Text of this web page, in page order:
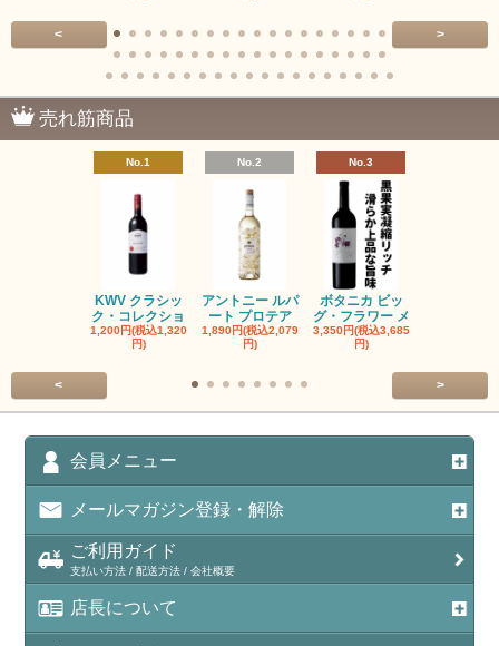
< >
売れ筋商品
No.1
KWV クラシッ
ク・コレクショ
1,200円(税込1,320
円)
No.2
アントニー ルパ
ート プロテア
1,890円(税込2,079
円)
No.3
ボタニカ ビッ
グ・フラワー メ
3,350円(税込3,685
円)
< >
会員メニュー
メールマガジン登録・解除
ご利用ガイド
支払い方法 / 配送方法 / 会社概要
店長について